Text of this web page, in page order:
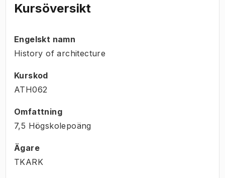
Kursöversikt
Engelskt namn
History of architecture
Kurskod
ATH062
Omfattning
7,5 Högskolepoäng
Ägare
TKARK